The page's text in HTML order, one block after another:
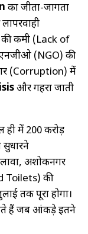
का जीता-जागता
कमी (Lack of
(NGO) की
(Corruption) में
और गहरा जाती
ही में 200 करोड़
अशोकनगर
Toilets) की
तक पूरा होगा।
हैं जब आंकड़े इतने